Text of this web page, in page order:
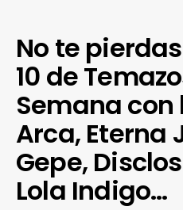
No te
10 de
Semana con
Arca, Eterna
Gepe,
Lola Indigo…